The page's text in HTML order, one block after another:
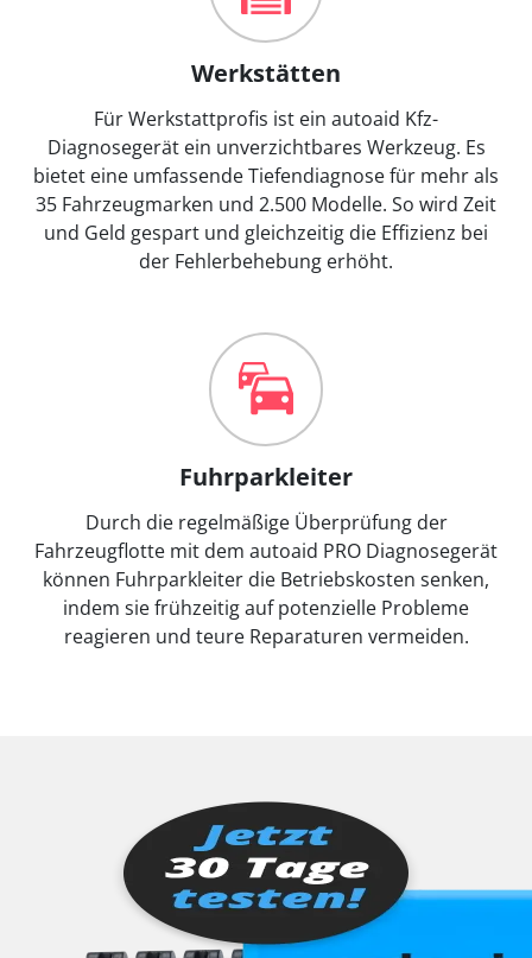
Werkstätten
Für Werkstattprofis ist ein autoaid Kfz-
Diagnosegerät ein unverzichtbares Werkzeug. Es
bietet eine umfassende Tiefendiagnose für mehr als
35 Fahrzeugmarken und 2.500 Modelle. So wird Zeit
und Geld gespart und gleichzeitig die Effizienz bei
der Fehlerbehebung erhöht.
Fuhrparkleiter
Durch die regelmäßige Überprüfung der
Fahrzeugflotte mit dem autoaid PRO Diagnosegerät
können Fuhrparkleiter die Betriebskosten senken,
indem sie frühzeitig auf potenzielle Probleme
reagieren und teure Reparaturen vermeiden.